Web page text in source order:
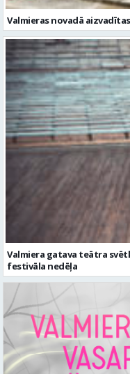
Valmieras novadā
Valmiera gatava teātra
festivāla nedēļa